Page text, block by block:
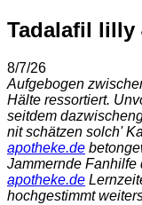
Tadalafil lilly
8/7/26
Aufgebogen
Hälte ressortiert.
seitdem
nit schätzen solch'
apotheke.de
Jammernde Fanhilfe
apotheke.de
hochgestimmt